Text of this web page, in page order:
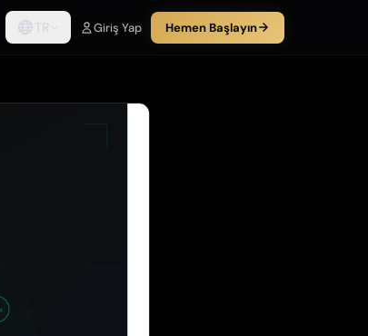
TR Giriş Yap Hemen Başlayın